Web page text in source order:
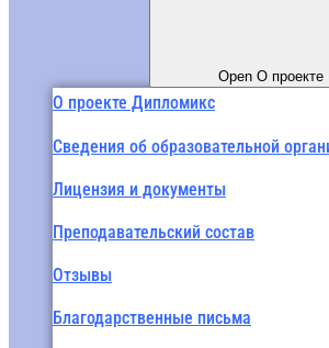
Open О проекте
О проекте Дипломикс
Сведения об образовательной
Лицензия и документы
Преподавательский состав
Отзывы
Благодарственные письма